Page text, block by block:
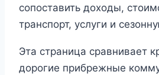
сопоставить доходы,
транспорт, услуги и
Эта страница сравнивает
дорогие прибрежные